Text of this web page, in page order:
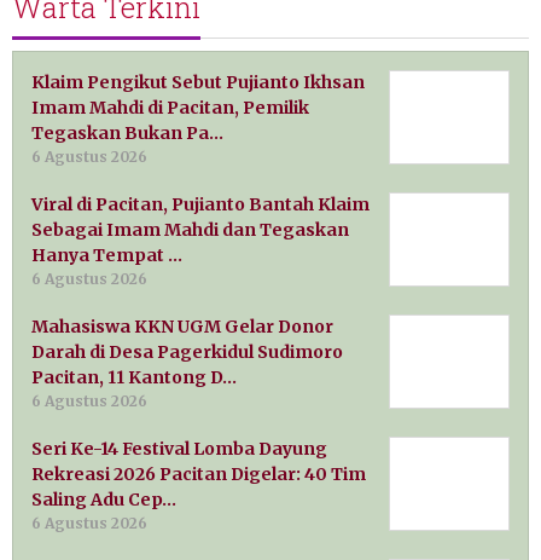
Klaim Pengikut Sebut Pujianto Ikhsan
Imam Mahdi di Pacitan, Pemilik
Tegaskan Bukan Pa…
6 Agustus 2026
Viral di Pacitan, Pujianto Bantah Klaim
Sebagai Imam Mahdi dan Tegaskan
Hanya Tempat …
6 Agustus 2026
Mahasiswa KKN UGM Gelar Donor
Darah di Desa Pagerkidul Sudimoro
Pacitan, 11 Kantong D…
6 Agustus 2026
Seri Ke-14 Festival Lomba Dayung
Rekreasi 2026 Pacitan Digelar: 40 Tim
Saling Adu Cep…
6 Agustus 2026